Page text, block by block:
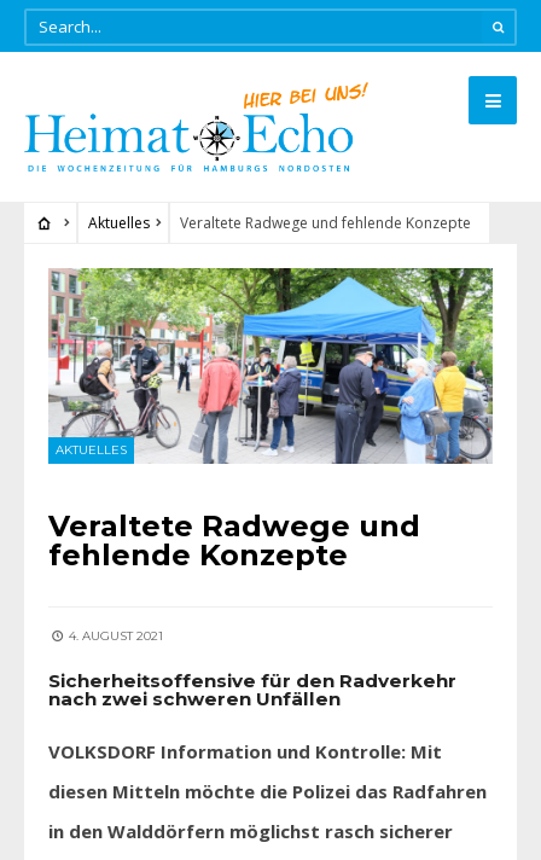
Aktuelles Veraltete Radwege und fehlende Konzepte
AKTUELLES
Veraltete Radwege und
fehlende Konzepte
4. AUGUST 2021
Sicherheitsoffensive für den Radverkehr
nach zwei schweren Unfällen
VOLKSDORF Information und Kontrolle: Mit
diesen Mitteln möchte die Polizei das Radfahren
in den Walddörfern möglichst rasch sicherer